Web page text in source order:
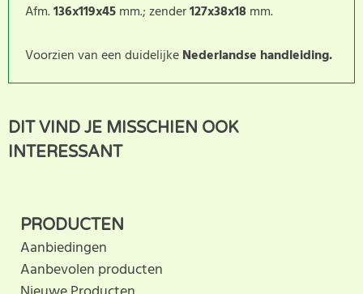
Afm.136x119x45mm.; zender127x38x18 mm.
Voorzien van een duidelijkeNederlandse handleiding.
SCHRIJF BEOORDELING
Dit product heeft nog geen
klantbeoordeling. U helpt
anderen met hun keuze door uw ervaring te delen.
DIT VIND JE MISSCHIEN OOK
INTERESSANT
PRODUCTEN
Aanbiedingen
Aanbevolen producten